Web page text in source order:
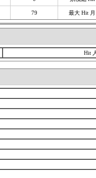
79 最大 Hit 月
Hit